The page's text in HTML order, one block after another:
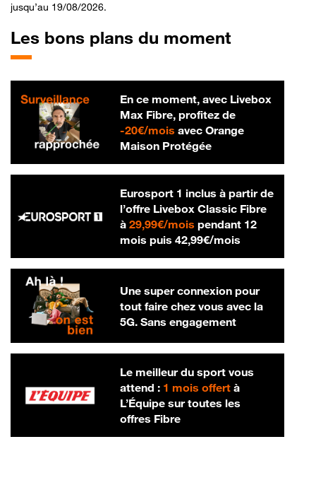
jusqu’au 19/08/2026.
Les bons plans du moment
En ce moment, avec Livebox
Max Fibre, profitez de
-20€/mois20 € par mois
avec Orange
Maison Protégée
Eurosport 1 inclus à partir de
l’offre Livebox Classic Fibre
à 29,99€/mois29,99 € par mois
pendant 12
mois puis 42,99€/mois42,99 € par
Une super connexion pour
tout faire chez vous avec la
5G. Sans engagement
Le meilleur du sport vous
attend : 1 mois offertà
L’Équipe sur toutes les
offres Fibre